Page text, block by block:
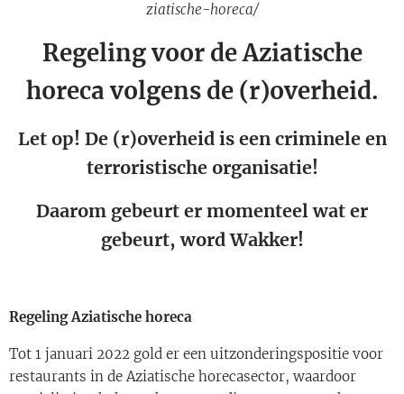
ziatische-horeca/
Regeling voor de Aziatische
horeca volgens de (r)overheid.
Let op! De (r)overheid is een criminele en
terroristische organisatie!
Daarom gebeurt er momenteel wat er
gebeurt, word Wakker!
Regeling Aziatische horeca
Tot 1 januari 2022 gold er een uitzonderingspositie voor
restaurants in de Aziatische horecasector, waardoor